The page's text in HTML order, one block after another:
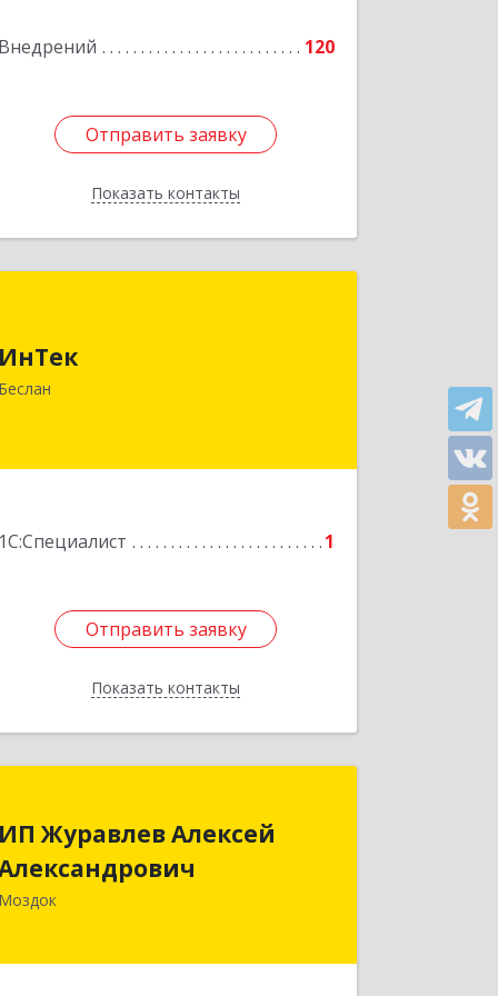
Внедрений 120
Отправить заявку
Показать контакты
Отправить заявку
Назад
ИнТек
Беслан
1С:Специалист 1
Отправить заявку
Показать контакты
363000, Северная Осетия - Алания
Подробнее
Отправить заявку
Назад
ИП Журавлев Алексей
Моздок
Александрович
363750, Северная Осетия - Алания
Респ, Моздок г, Кирова ул, дом № 41
Подробнее